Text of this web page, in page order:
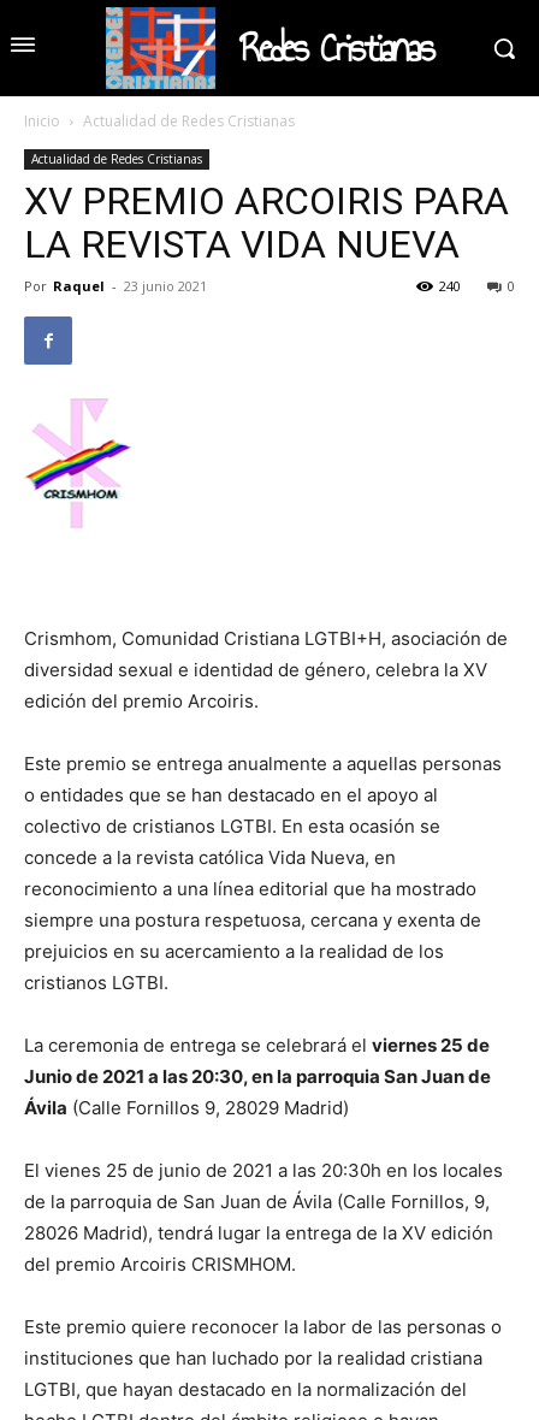
Redes Cristianas
Inicio Actualidad de Redes Cristianas
Actualidad de Redes Cristianas
XV PREMIO ARCOIRIS PARA
LA REVISTA VIDA NUEVA
Por Raquel - 23 junio 2021 0
240
Crismhom, Comunidad Cristiana LGTBI+H, asociación de
diversidad sexual e identidad de género, celebra la XV
edición del premio Arcoiris.
Este premio se entrega anualmente a aquellas personas
o entidades que se han destacado en el apoyo al
colectivo de cristianos LGTBI. En esta ocasión se
concede a la revista católica Vida Nueva, en
reconocimiento a una línea editorial que ha mostrado
siempre una postura respetuosa, cercana y exenta de
prejuicios en su acercamiento a la realidad de los
cristianos LGTBI.
La ceremonia de entrega se celebrará el viernes 25 de
Junio de 2021 a las 20:30, en la parroquia San Juan de
Ávila (Calle Fornillos 9, 28029 Madrid)
El vienes 25 de junio de 2021 a las 20:30h en los locales
de la parroquia de San Juan de Ávila (Calle Fornillos, 9,
28026 Madrid), tendrá lugar la entrega de la XV edición
del premio Arcoiris CRISMHOM.
Este premio quiere reconocer la labor de las personas o
instituciones que han luchado por la realidad cristiana
LGTBI, que hayan destacado en la normalización del